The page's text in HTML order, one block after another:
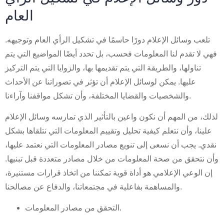
العام
تلعب وسائل الإعلام دورًا حاسمًا في تشكيل الرأي العام وتوجيهه.
فهي لا تقدم لنا المعلومات فحسب، بل تحدد أيضًا المواضيع التي يتم
تناولها، والطريقة التي يتم تقديمها بها، والزوايا التي يتم التركيز
عليها. يمكن لوسائل الإعلام أن تؤثر في تصوراتنا عن الأحداث
والشخصيات والقضايا المختلفة، وأن تشكل مواقفنا وآراءنا.
لذلك، من المهم أن نكون واعين بالتأثير الذي تمارسه وسائل الإعلام
علينا، وأن نتعلم كيفية تحليل وتقييم المعلومات التي نتلقاها بشكل
نقدي. يجب أن نسعى إلى تنويع مصادر المعلومات التي نعتمد عليها،
وأن نتحقق من صحة المعلومات من خلال مصادر متعددة قبل تبنيها.
إن الوعي الإعلامي هو أداة قوية تمكننا من اتخاذ قرارات مستنيرة،
والمساهمة بفاعلية في مجتمعاتنا، والدفاع عن مصالحنا.
التحقق من مصادر المعلومات.